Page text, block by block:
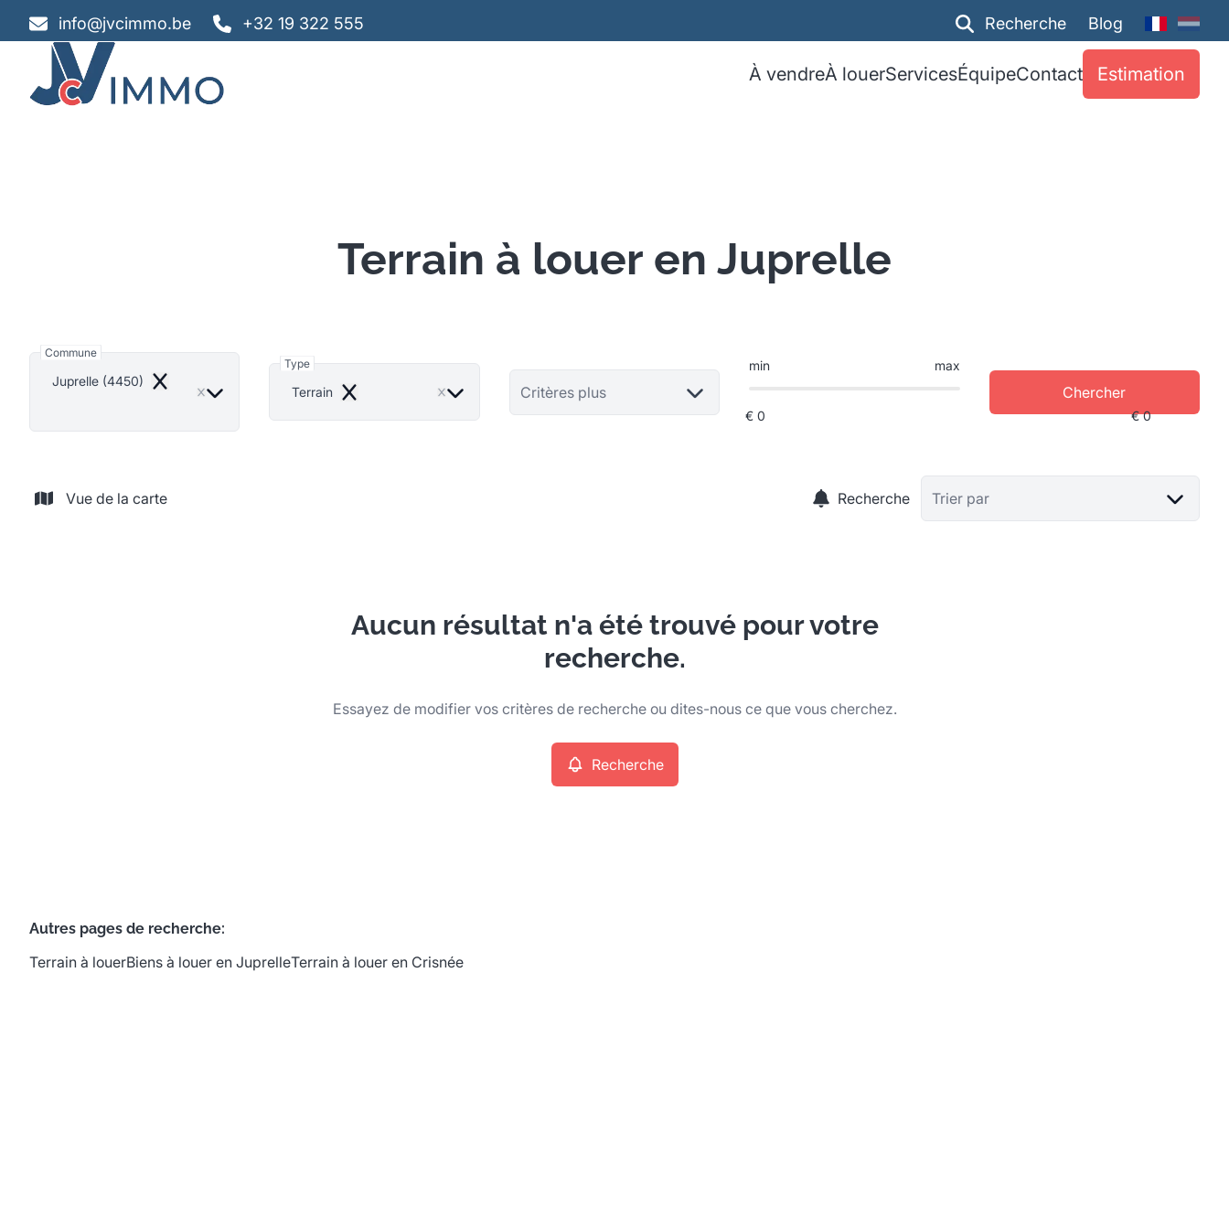
info@jvcimmo.be +32 19 322 555 Recherche Blog
À vendreÀ louerServicesÉquipeContact Estimation
Terrain à louer en Juprelle
Commune
Juprelle (4450)
Remove
Type
Terrain
Remove Critères plus
min max
Chercher
Vue de la carte Recherche Trier par
Aucun résultat n'a été trouvé pour votre
recherche.
Essayez de modifier vos critères de recherche ou dites-nous ce que vous cherchez.
Recherche
Autres pages de recherche:
Terrain à louerBiens à louer en JuprelleTerrain à louer en Crisnée